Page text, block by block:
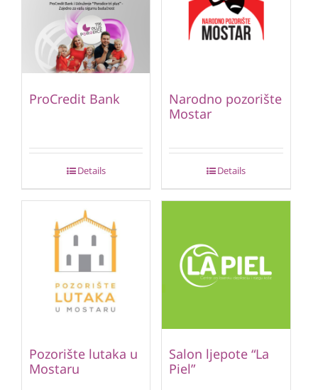
ProCredit Bank
Details
Narodno pozorište
Mostar
Details
Pozorište lutaka u
Mostaru
Salon ljepote “La
Piel”